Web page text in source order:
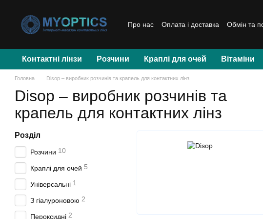
Про нас Оплата і доставка Обмін та
Контактні лінзи Розчини Краплі для очей Вітаміни
Головна Disop – виробник розчинів та крапель для контактних лінз
Disop – виробник розчинів та
крапель для контактних лінз
Розділ
Розчини 10
Краплі для очей 5
Універсальні 1
З гіалуроновою 2
Пероксидні 2